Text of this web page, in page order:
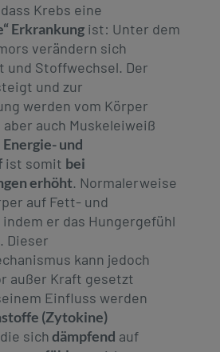
Krebs eine
Erkrankungist: Unter dem
verändern sich
und Stoffwechsel. Der
und zur
werden vom Körper
auch Muskeleiweiß
Energie- und
ist somit bei
erhöht. Normalerweise
auf Fett- und
er das Hungergefühl
Dieser
kann jedoch
außer Kraft gesetzt
Einfluss werden
(Zytokine)
sichdämpfend auf